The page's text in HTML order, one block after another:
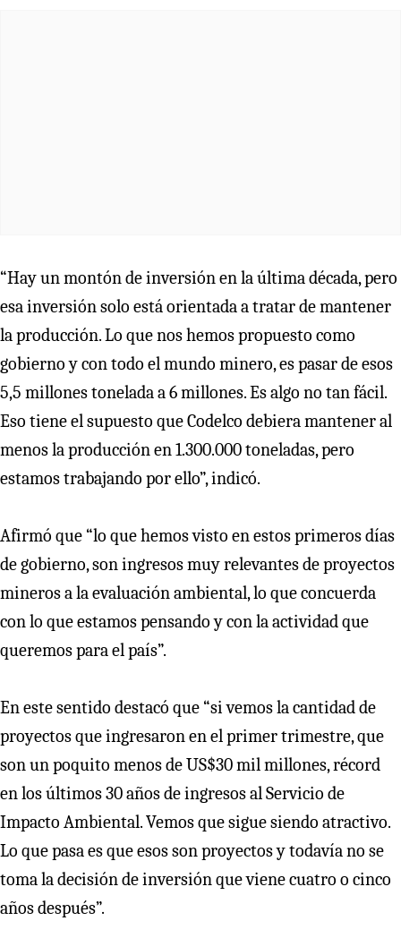
“Hay un montón de inversión en la última década, pero
esa inversión solo está orientada a tratar de mantener
la producción. Lo que nos hemos propuesto como
gobierno y con todo el mundo minero, es pasar de esos
5,5 millones tonelada a 6 millones. Es algo no tan fácil.
Eso tiene el supuesto que Codelco debiera mantener al
menos la producción en 1.300.000 toneladas, pero
estamos trabajando por ello”, indicó.
Afirmó que “lo que hemos visto en estos primeros días
de gobierno, son ingresos muy relevantes de proyectos
mineros a la evaluación ambiental, lo que concuerda
con lo que estamos pensando y con la actividad que
queremos para el país”.
En este sentido destacó que “si vemos la cantidad de
proyectos que ingresaron en el primer trimestre, que
son un poquito menos de US$30 mil millones, récord
en los últimos 30 años de ingresos al Servicio de
Impacto Ambiental. Vemos que sigue siendo atractivo.
Lo que pasa es que esos son proyectos y todavía no se
toma la decisión de inversión que viene cuatro o cinco
años después”.